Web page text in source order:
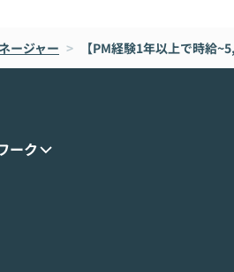
紹介いただきま
ークフローが完
の外部サービス
イントなど、実
ジをお届けしま
の進め方など、
ていきます。
してみたいけ
は、LLMのフル
ント構築の最前
ージャー > 【PM経験1年以上で時給
ーク